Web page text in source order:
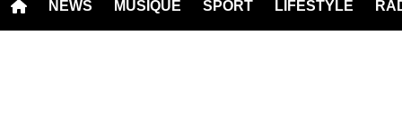
NEWS MUSIQUE SPORT LIFESTYLE